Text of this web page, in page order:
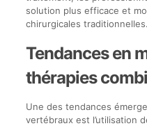
solution plus efficace et
chirurgicales traditionnelles.
Tendances en
thérapies
Une des tendances
vertébraux est l’utilisation